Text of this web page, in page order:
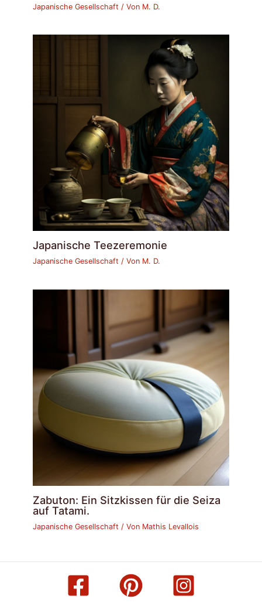
Japanische Gesellschaft / Von M. D.
Japanische Teezeremonie
Japanische Gesellschaft / Von M. D.
Zabuton: Ein Sitzkissen für die Seiza
auf Tatami.
Japanische Gesellschaft / Von Mathis Levallois